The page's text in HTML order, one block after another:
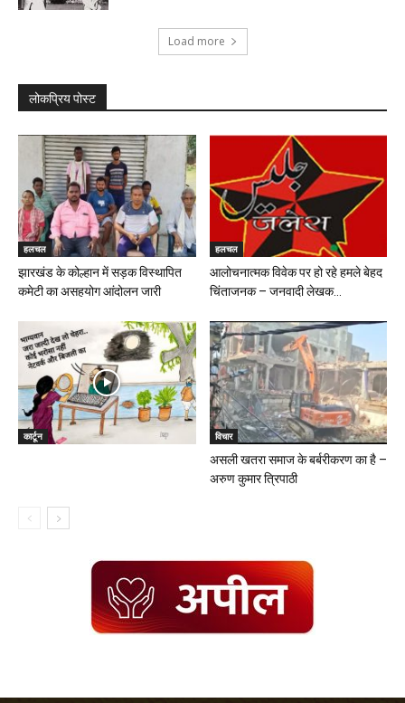
Load more
लोकप्रिय पोस्ट
हलचल
झारखंड के कोल्हान में सड़क विस्थापित
कमेटी का असहयोग आंदोलन जारी
हलचल
आलोचनात्मक विवेक पर हो रहे हमले बेहद
चिंताजनक – जनवादी लेखक...
कार्टून विचार
असली खतरा समाज के बर्बरीकरण का है –
अरुण कुमार त्रिपाठी